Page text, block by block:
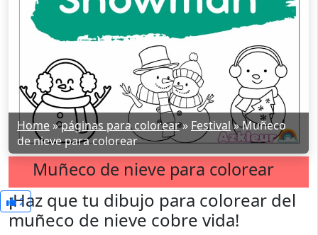
Home »páginas para colorear» Festival»Muñeco
de nieve para colorear
Muñeco de nieve para colorear
2
¡Haz que tu dibujo para colorear del
muñeco de nieve cobre vida!